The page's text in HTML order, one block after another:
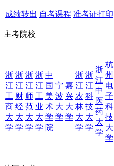
成绩转出 自考课程 准考证打印
主考院校
浙
江
工
商
大
学
浙
江
财
经
大
学
浙
江
师
范
大
学
浙
江
工
业
大
学
中
国
美
术
学
院
宁
波
大
学
嘉
兴
大
学
浙
江
农
林
大
学
浙
江
科
技
大
学
浙
江
中
医
药
大
学
杭
州
电
子
科
技
大
学